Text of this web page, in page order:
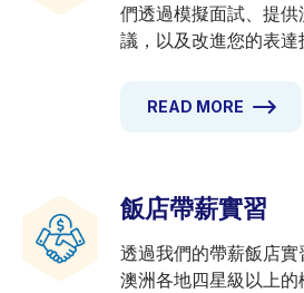
們透過模擬面試、提
議，以及改進您的表
READ MORE
飯店帶薪實習
透過我們的帶薪飯店
澳洲各地四星級以上